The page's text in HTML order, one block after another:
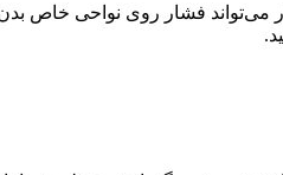
می‌تواند فشار روی نواحی خاص